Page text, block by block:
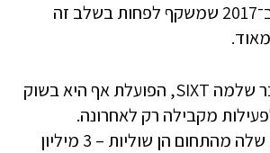
31.5 מיליון שקל ב־2017 שמשקף לפחות בשלב זה
המתחרה של אלבר שלמה SIXT, הפועלת אף היא בשוק
מקבילה רק לאחרונה.
בינתיים ההכנסות שלה מהתחום הן שוליות – 3 מיליון